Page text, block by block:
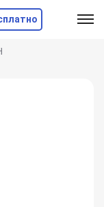
MEFERI